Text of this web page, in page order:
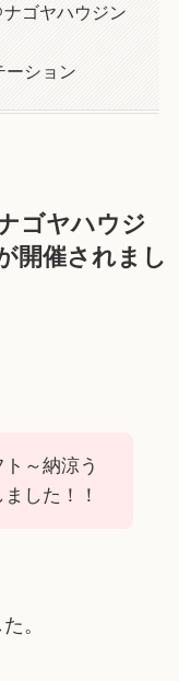
ゴヤハウジン
ーション
ゴヤハウジ
開催されまし
～納涼う
した！！
。